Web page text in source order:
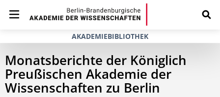
AKADEMIEBIBLIOTHEK
Monatsberichte der Königlich
Preußischen Akademie der
Wissenschaften zu Berlin